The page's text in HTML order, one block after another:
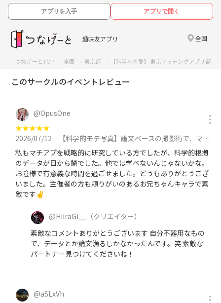
アプリを入手 アプリで開く
趣味友アプリ 全国
つなげーとTOP 全国 東京都 【科学×恋愛】 東京マッチングアプリ部
このサークルのイベントレビュー
@OpusOne
★★★★★
2026/07/12
【科学的モテ写真】論文ベースの撮影術で、マッチングアプリをハックする撮影会 in 池袋 at 7月12日（日）に参加
私もマチアプを戦略的に研究している方でしたが、科学的根拠
のデータが目から鱗でした。他では学べないんじゃないかな。
お陰様で有意義な時間を過ごせました。どうもありがとうござ
いました。主催者の方も頼りがいのあるお兄ちゃんキャラで素
敵です✌
@HiiraGi__
（クリエイター）
素敵なコメントありがとうございます 自分不器用なもの
で、データとか論文漁るしかなかったんです。笑 素敵な
パートナー見つけてくださいね！
@aSLxVh